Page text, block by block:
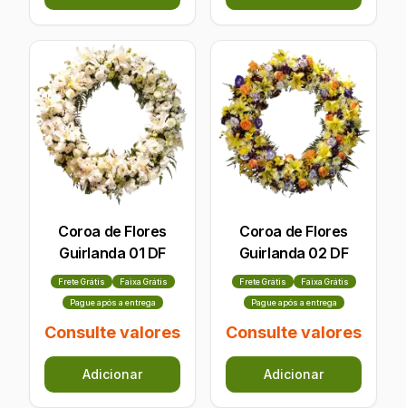
Coroa de Flores
Guirlanda 01 DF
Frete Grátis Faixa Grátis
Pague após a entrega
Consulte valores
Adicionar
Coroa de Flores
Guirlanda 02 DF
Frete Grátis Faixa Grátis
Pague após a entrega
Consulte valores
Adicionar